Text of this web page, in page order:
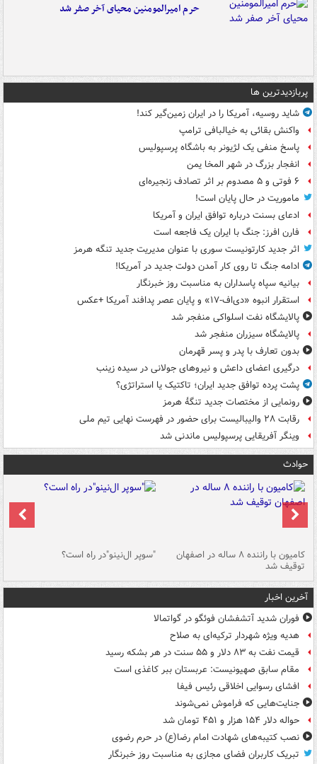
حرم امیرالمومنین محیای آخر صفر شد
پربازدیدترین ها
شاید روسیه، آمریکا را در ایران زمین‌گیر کند!
واکنش بقائی به خیالبافی ترامپ
پاسخ منفی یک لژیونر به باشگاه پرسپولیس
انفجار بزرگ در شهر المخا یمن
۶ فوتی و ۵ مصدوم بر اثر تصادف زنجیره‌ای
ماموریت در حال پایان است!
ادعای بسنت درباره توافق ایران و آمریکا
فارن افرز: جنگ با ایران یک فاجعه است
اثر جدید کارتونیست سوری با عنوان مدیریت جدید تنگه هرمز
ادامه جنگ تا روی کار آمدن دولت جدید در آمریکا!
بیانیه سپاه پاسداران به مناسبت روز خبرنگار
استقرار انبوه «دی‌اف‑۱۷» و پایان عصر پدافند آمریکا +عکس
پالایشگاه نفت اسلواکی منفجر شد
پالایشگاه سیزران منفجر شد
بدون تعارف با پدر و پسر قهرمان
درگیری اعضای داعش و نیروهای جولانی در سیده زینب
پشت پرده توافق جدید ایران؛ تاکتیک یا استراتژی؟
رونمایی از مختصات جدید تنگۀ هرمز
رقابت ۲۸ والیبالیست برای حضور در فهرست نهایی تیم ملی
وینگر آفریقایی پرسپولیس ماندنی شد
حوادث
کامیون با راننده ۸ ساله در اصفهان
توقیف شد
"سوپر ال‌نینو"در راه است؟
آخرین اخبار
فوران شدید آتشفشان فوئگو در گواتمالا
هدیه ویژه شهردار ترکیه‌ای به صلاح
قیمت نفت به ۸۳ دلار و ۵۵ سنت در هر بشکه رسید
مقام سابق صهیونیست: عربستان ببر کاغذی است
افشای رسوایی اخلاقی رئیس فیفا
جنایت‌هایی که فراموش نمی‌شوند
حواله دلار ۱۵۴ هزار و ۴۵۱ تومان شد
نصب کتیبه‌های شهادت امام رضا(ع) در حرم رضوی
تبریک کاربران فضای مجازی به مناسبت روز خبرنگار